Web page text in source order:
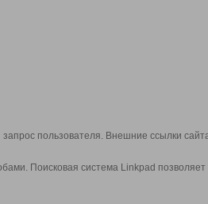
пользователя. Внешние ссылки
Поисковая система Linkpad позволяет